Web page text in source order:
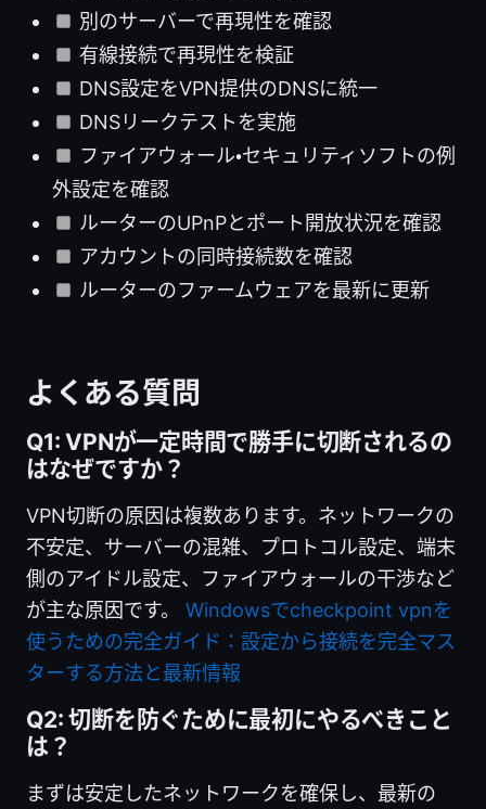
別のサーバーで再現性を確認
有線接続で再現性を検証
DNS設定をVPN提供のDNSに統一
DNSリークテストを実施
ファイアウォール・セキュリティソフトの例
外設定を確認
ルーターのUPnPとポート開放状況を確認
アカウントの同時接続数を確認
ルーターのファームウェアを最新に更新
よくある質問
Q1: VPNが一定時間で勝手に切断されるの
はなぜですか？
VPN切断の原因は複数あります。ネットワークの
不安定、サーバーの混雑、プロトコル設定、端末
側のアイドル設定、ファイアウォールの干渉など
が主な原因です。 Windowsでcheckpoint vpnを
使うための完全ガイド：設定から接続を完全マス
ターする方法と最新情報
Q2: 切断を防ぐために最初にやるべきこと
は？
まずは安定したネットワークを確保し、最新の